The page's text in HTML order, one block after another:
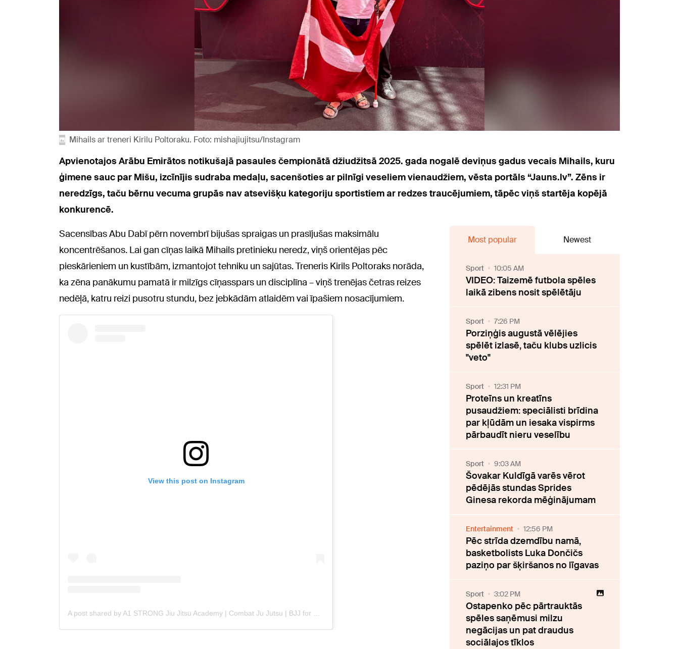
Mihails ar treneri Kirilu Poltoraku. Foto: mishajiujitsu/Instagram
Apvienotajos Arābu Emirātos notikušajā pasaules čempionātā džiudžitsā 2025. gada nogalē deviņus gadus vecais Mihails, kuru
ģimene sauc par Mišu, izcīnījis sudraba medaļu, sacenšoties ar pilnīgi veseliem vienaudžiem, vēsta portāls “Jauns.lv”. Zēns ir
neredzīgs, taču bērnu vecuma grupās nav atsevišķu kategoriju sportistiem ar redzes traucējumiem, tāpēc viņš startēja kopējā
konkurencē.
Sacensības Abu Dabī pērn novembrī bijušas spraigas un prasījušas maksimālu
koncentrēšanos. Lai gan cīņas laikā Mihails pretinieku neredz, viņš orientējas pēc
pieskārieniem un kustībām, izmantojot tehniku un sajūtas. Treneris Kirils Poltoraks norāda,
ka zēna panākumu pamatā ir milzīgs cīņasspars un disciplīna – viņš trenējas četras reizes
nedēļā, katru reizi pusotru stundu, bez jebkādām atlaidēm vai īpašiem nosacījumiem.
Most popular Newest
Sport 10:05 AM
VIDEO: Taizemē futbola spēles
laikā zibens nosit spēlētāju
Sport 7:26 PM
Porziņģis augustā vēlējies
spēlēt izlasē, taču klubs uzlicis
"veto"
Sport 12:31 PM
Proteīns un kreatīns
pusaudžiem: speciālisti brīdina
par kļūdām un iesaka vispirms
pārbaudīt nieru veselību
Sport 9:03 AM
Šovakar Kuldīgā varēs vērot
pēdējās stundas Sprides
Ginesa rekorda mēģinājumam
Entertainment 12:56 PM
Pēc strīda dzemdību namā,
basketbolists Luka Dončičs
paziņo par šķiršanos no līgavas
Sport 3:02 PM
Ostapenko pēc pārtrauktās
spēles saņēmusi milzu
negācijas un pat draudus
sociālajos tīklos